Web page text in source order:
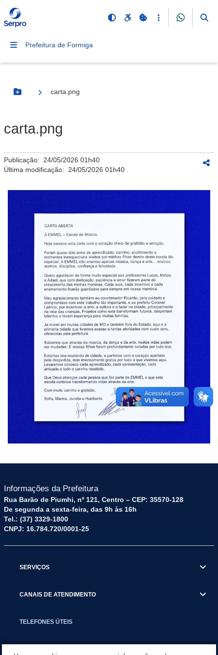
Prefeitura de Formiga
Botão Menu
carta.png
carta.png
Publicação: 24/05/2026 01h40
Última modificação: 24/05/2026 01h40
Informações da Prefeitura
Rua Barão de Piumhi, nº 121, Centro – CEP: 35570-128
De segunda a sexta-feira, das 9h às 16h
Tel.: (37) 3329-1800
CNPJ: 16.784.720/0001-25
SERVIÇOS
CANAIS DE ATENDIMENTO
TELEFONES ÚTEIS